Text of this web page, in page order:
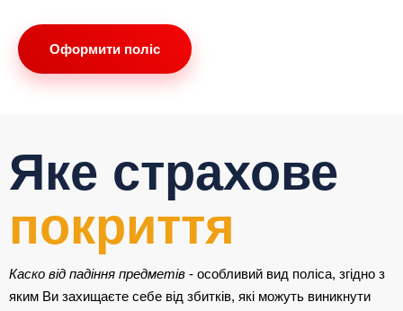
Оформити поліс
Яке страхове
покриття
Каско від падіння предметів - особливий вид поліса, згідно з
яким Ви захищаєте себе від збитків, які можуть виникнути